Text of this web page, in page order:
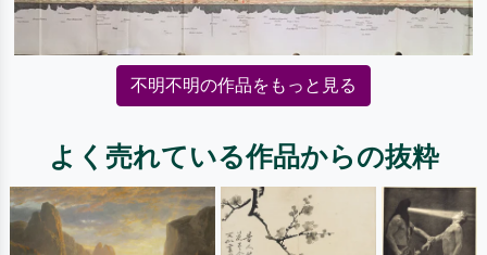
不明不明の作品をもっと見る
よく売れている作品からの抜粋